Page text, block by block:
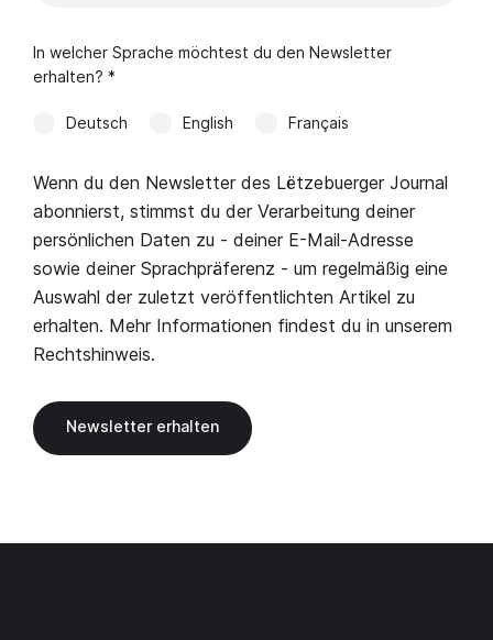
In welcher Sprache möchtest du den Newsletter
erhalten? *
Deutsch English Français
Wenn du den Newsletter des Lëtzebuerger Journal
abonnierst, stimmst du der Verarbeitung deiner
persönlichen Daten zu - deiner E-Mail-Adresse
sowie deiner Sprachpräferenz - um regelmäßig eine
Auswahl der zuletzt veröffentlichten Artikel zu
erhalten. Mehr Informationen findest du in unserem
Rechtshinweis.